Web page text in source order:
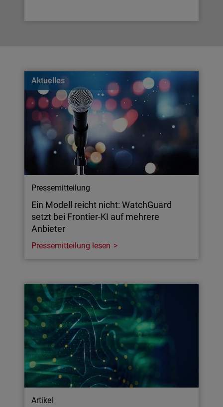
Aktuelles
Pressemitteilung
Ein Modell reicht nicht: WatchGuard
setzt bei Frontier-KI auf mehrere
Anbieter
Pressemitteilung lesen
Artikel